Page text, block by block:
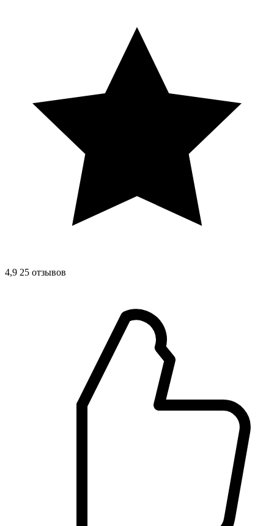
4,9 25 отзывов